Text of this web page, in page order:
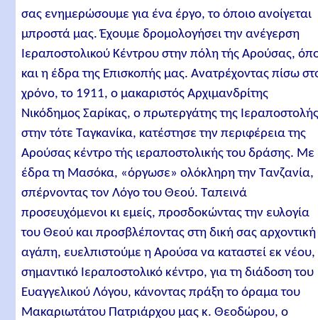
σας ενημερώσουμε για ένα έργο, το όποιο ανοίγεται
μπροστά μας. Έχουμε δρομολογήσει την ανέγερση
Ιεραποστολικού Κέντρου στην πόλη τής Αρούσας,
και η έδρα της Επισκοπής μας. Ανατρέχοντας πίσω
χρόνο, το 1911, ο μακαριστός Αρχιμανδρίτης
Νικόδημος Σαρίκας, ο πρωτεργάτης της
στην τότε Ταγκανίκα, κατέστησε την περιφέρεια της
Αρούσας κέντρο τής ιεραποστολικής του δράσης. Με
έδρα τη Μασόκα, «όργωσε» ολόκληρη την Τανζανία,
σπέρνοντας τον Λόγο του Θεού. Ταπεινά
προσευχόμενοι κι εμείς, προσδοκώντας την ευλογία
του Θεού και προσβλέποντας στη δική σας αρχοντική
αγάπη, ευελπιστούμε η Αρούσα να καταστεί εκ νέου,
σημαντικό Ιεραποστολικό κέντρο, για τη διάδοση του
Ευαγγελικού Λόγου, κάνοντας πράξη το όραμα του
Μακαριωτάτου Πατριάρχου μας κ. Θεοδώρου, ο